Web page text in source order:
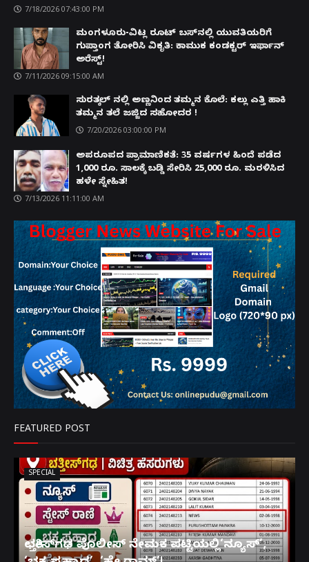
7/18/2026 07:43:00 PM
ಮಂಗಳೂರು-ವಿಟ್ಲ ರೂಟ್ ಬಸ್‌ನಲ್ಲಿ ಯುವತಿಯರಿಗೆ
ಗುಪ್ತಾಂಗ ತೋರಿಸಿ ವಿಕೃತಿ: ಕಾಮುಕ ಕಂಡಕ್ಟರ್ ಇರ್ಫಾನ್
ಅರೆಸ್ಟ್!
7/11/2026 09:15:00 AM
ಸುರತ್ಕಲ್ ನಲ್ಲಿ ಅಣ್ಣನಿಂದ ತಮ್ಮನ ಕೊಲೆ: ಕಲ್ಲು ಎತ್ತಿ ಹಾಕಿ
ತಮ್ಮನ ತಲೆ ಜಜ್ಜಿದ ಸಹೋದರ !
7/20/2026 03:00:00 PM
ಅಪರೂಪದ ಪ್ರಾಮಾಣಿಕತೆ: 35 ವರ್ಷಗಳ ಹಿಂದೆ ಪಡೆದ
1,000 ರೂ. ಸಾಲಕ್ಕೆ ಬಡ್ಡಿ ಸೇರಿಸಿ 25,000 ರೂ. ಮರಳಿಸಿದ
ಹಳೇ ಸ್ನೇಹಿತ!
7/13/2026 11:11:00 AM
FEATURED POST
SPECIAL
ಛತ್ತೀಸ್‌ಗಢ ಪೊಲೀಸ್ ನೇಮಕ ಪಟ್ಟಿಯಲ್ಲಿ‘ನ್ಯೂಸ್’,